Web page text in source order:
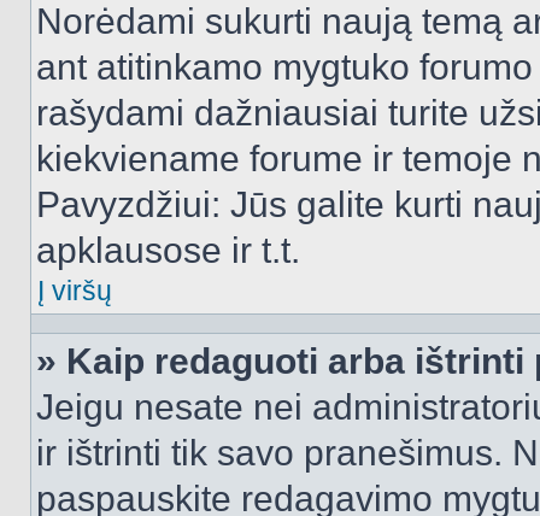
Norėdami sukurti naują temą
ant atitinkamo mygtuko
rašydami dažniausiai turite
kiekviename forume ir temoje
Pavyzdžiui: Jūs galite kurti
apklausose ir t.t.
Į viršų
» Kaip redaguoti arba ištrinti
Jeigu nesate nei
ir ištrinti tik savo pranešimus.
paspauskite redagavimo